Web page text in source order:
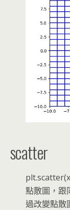
scatter
點散圖，跟
過改變點散